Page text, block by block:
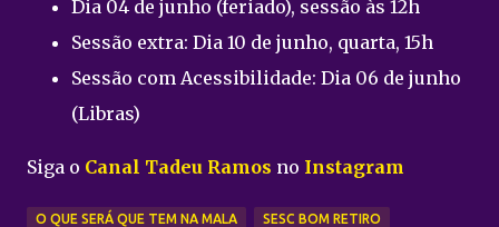
Dia 04 de junho (feriado), sessão às 12h
Sessão extra: Dia 10 de junho, quarta, 15h
Sessão com Acessibilidade: Dia 06 de junho
(Libras)
Siga o Canal Tadeu Ramos no Instagram
O QUE SERÁ QUE TEM NA MALA SESC BOM RETIRO